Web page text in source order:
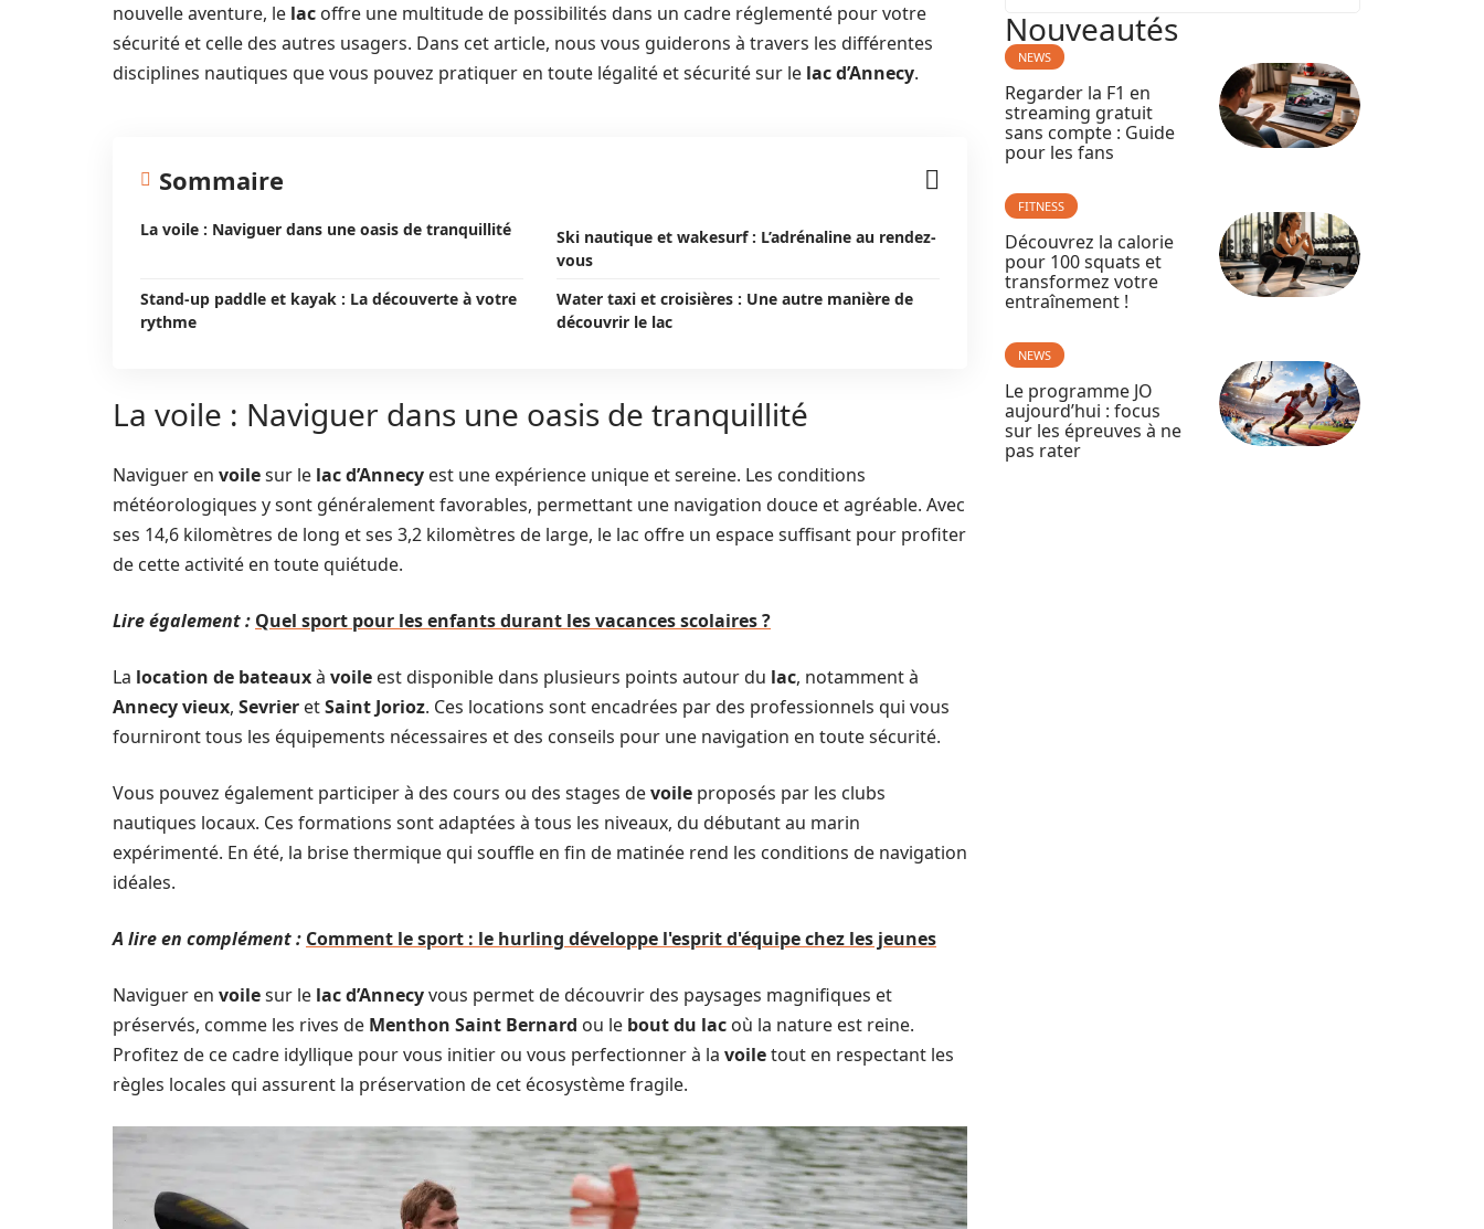
nouvelle aventure, le lac offre une multitude de possibilités dans un cadre réglementé pour votre
sécurité et celle des autres usagers. Dans cet article, nous vous guiderons à travers les différentes
disciplines nautiques que vous pouvez pratiquer en toute légalité et sécurité sur le lac d’Annecy.
Sommaire
La voile : Naviguer dans une oasis de tranquillité
Ski nautique et wakesurf : L’adrénaline au rendez-
vous
Stand-up paddle et kayak : La découverte à votre
rythme
Water taxi et croisières : Une autre manière de
découvrir le lac
La voile : Naviguer dans une oasis de tranquillité
Naviguer en voilesur le lac d’Annecy est une expérience unique et sereine. Les conditions
météorologiques y sont généralement favorables, permettant une navigation douce et agréable. Avec
ses 14,6 kilomètres de long et ses 3,2 kilomètres de large, le lac offre un espace suffisant pour profiter
de cette activité en toute quiétude.
Lire également : Quel sport pour les enfants durant les vacances scolaires ?
La location de bateauxà voile est disponible dans plusieurs points autour du lac, notamment à
Annecy vieux, Sevrier etSaint Jorioz. Ces locations sont encadrées par des professionnels qui vous
fourniront tous les équipements nécessaires et des conseils pour une navigation en toute sécurité.
Vous pouvez également participer à des cours ou des stages devoile proposés par les clubs
nautiques locaux. Ces formations sont adaptées à tous les niveaux, du débutant au marin
expérimenté. En été, la brise thermique qui souffle en fin de matinée rend les conditions de navigation
idéales.
A lire en complément : Comment le sport : le hurling développe l'esprit d'équipe chez les jeunes
Naviguer en voilesur le lac d’Annecyvous permet de découvrir des paysages magnifiques et
préservés, comme les rives de Menthon Saint Bernard ou le bout du lac où la nature est reine.
Profitez de ce cadre idyllique pour vous initier ou vous perfectionner à la voiletout en respectant les
règles locales qui assurent la préservation de cet écosystème fragile.
Nouveautés
NEWS
Regarder la F1 en
streaming gratuit
sans compte : Guide
pour les fans
FITNESS
Découvrez la calorie
pour 100 squats et
transformez votre
entraînement !
NEWS
Le programme JO
aujourd’hui : focus
sur les épreuves à ne
pas rater